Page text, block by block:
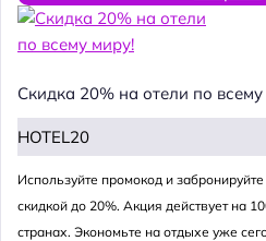
Скидка 20% на отели по
HOTEL20
Используйте промокод и
скидкой до 20%. Акция действует на
странах. Экономьте на отдыхе уже